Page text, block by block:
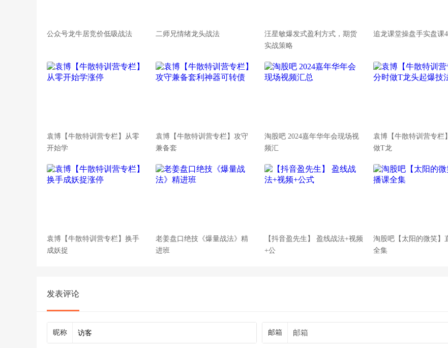
公众号龙牛居竞价低吸战法 二师兄情绪龙头战法
汪星敏爆发式盈利方式，期货
实战策略
追龙课堂操盘手实盘课
袁博【牛散特训营专栏】从零
开始学
袁博【牛散特训营专栏】攻守
兼备套
淘股吧 2024嘉年华年会现场视
频汇
袁博【牛散特训营专栏
做T龙
袁博【牛散特训营专栏】换手
成妖捉
老姜盘口绝技《爆量战法》精
进班
【抖音盈先生】 盈线战法+视频
+公
淘股吧【太阳的微笑】
全集
发表评论
昵称 邮箱